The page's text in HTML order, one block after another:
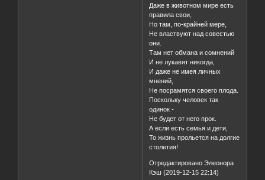
Даже в животном мире есть
правила свои,
Но там, по-крайней мере,
Не властвуют над совестью
они.
Там нет обмана и сомнений
И не лукавят никогда,
И даже не имея личных
мнений,
Не посрамятся своего плода.
Поскольку человек так
одинок -
Не будет от него прок.
А если есть семья и дети,
То жизнь прольется на долгие
столетия!
Отредактировано Элеонора
Кэш (2019-12-15 22:14)